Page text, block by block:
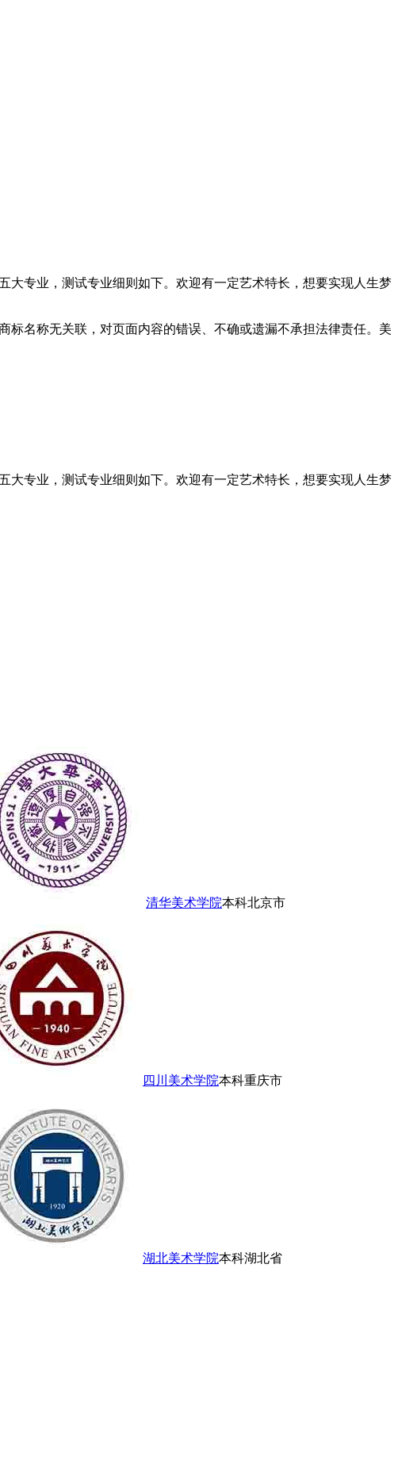
大专业，测试专业细则如下。欢迎有一定艺术特长，想要实现人生梦
名称无关联，对页面内容的错误、不确或遗漏不承担法律责任。美
大专业，测试专业细则如下。欢迎有一定艺术特长，想要实现人生梦
清华美术学院本科北京市
四川美术学院本科重庆市
湖北美术学院本科湖北省